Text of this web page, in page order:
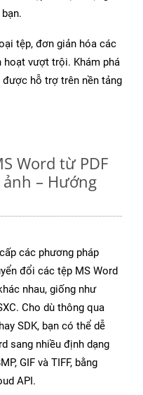
tệp, đơn giản hóa các
vượt trội. Khám phá
hỗ trợ trên nền tảng
Word từ PDF
– Hướng
các phương pháp
đổi các tệp MS Word
nhau, giống như
Cho dù thông qua
SDK, bạn có thể dễ
sang nhiều định dạng
GIF và TIFF, bằng
API.